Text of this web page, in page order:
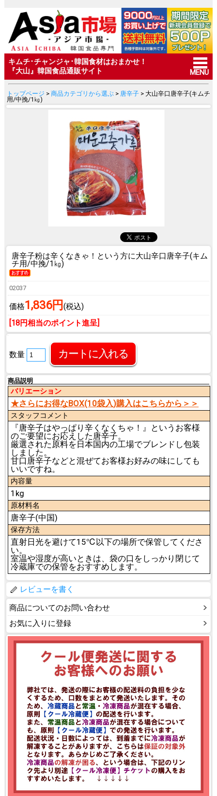
キムチ･チャンジャ･韓国食材はおまかせ！
『大山』韓国食品通販サイト
MENU
トップページ > 商品カテゴリから選ぶ> 唐辛子> 大山辛口唐辛子(キムチ
用/中挽/1㎏)
唐辛子粉は辛くなきゃ！という方に大山辛口唐辛子(キム
チ用/中挽/1㎏)
02037
価格1,836円 (税込)
[18円相当のポイント進呈]
数量
商品説明
バリエーション
★さらにお得なBOX(10袋入)購入はこちらから＞＞
スタッフコメント
『唐辛子はやっぱり辛くなくちゃ！』というお客様
のご要望にお応えした唐辛子。
厳選された原料を日本国内の工場でブレンドし包装
しました。
甘口唐辛子などと混ぜてお客様お好みの味にしても
いいですね。
内容量
1kg
原材料名
唐辛子(中国)
保存方法
直射日光を避けて15℃以下の場所で保管してくださ
い。
室温や湿度が高いときは、袋の口をしっかり閉じて
冷蔵庫での保管をおすすめします。
レビューを書く
商品についてのお問い合わせ
お気に入りに登録